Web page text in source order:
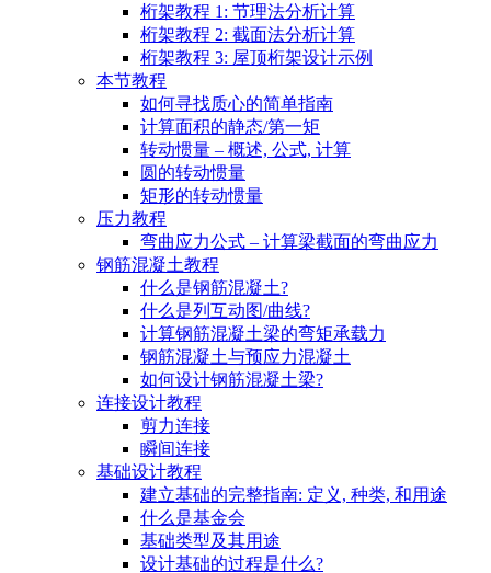
桁架教程 1: 节理法分析计算
桁架教程 2: 截面法分析计算
桁架教程 3: 屋顶桁架设计示例
本节教程
如何寻找质心的简单指南
计算面积的静态/第一矩
转动惯量 – 概述, 公式, 计算
圆的转动惯量
矩形的转动惯量
压力教程
弯曲应力公式 – 计算梁截面的弯曲应力
钢筋混凝土教程
什么是钢筋混凝土?
什么是列互动图/曲线?
计算钢筋混凝土梁的弯矩承载力
钢筋混凝土与预应力混凝土
如何设计钢筋混凝土梁?
连接设计教程
剪力连接
瞬间连接
基础设计教程
建立基础的完整指南: 定义, 种类, 和用途
什么是基金会
基础类型及其用途
设计基础的过程是什么?